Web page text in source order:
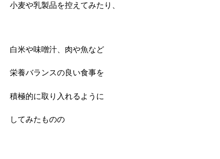
小麦や乳製品を控えてみたり、
白米や味噌汁、肉や魚など
栄養バランスの良い食事を
積極的に取り入れるように
してみたものの